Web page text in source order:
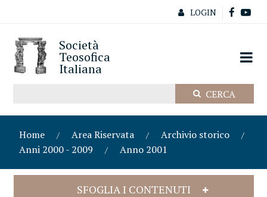
LOGIN
Società
Teosofica
Italiana
Home Area Riservata
Archivio storico
Anni 2000 - 2009
Anno 2001
SFOGLIA I CONTENUTI